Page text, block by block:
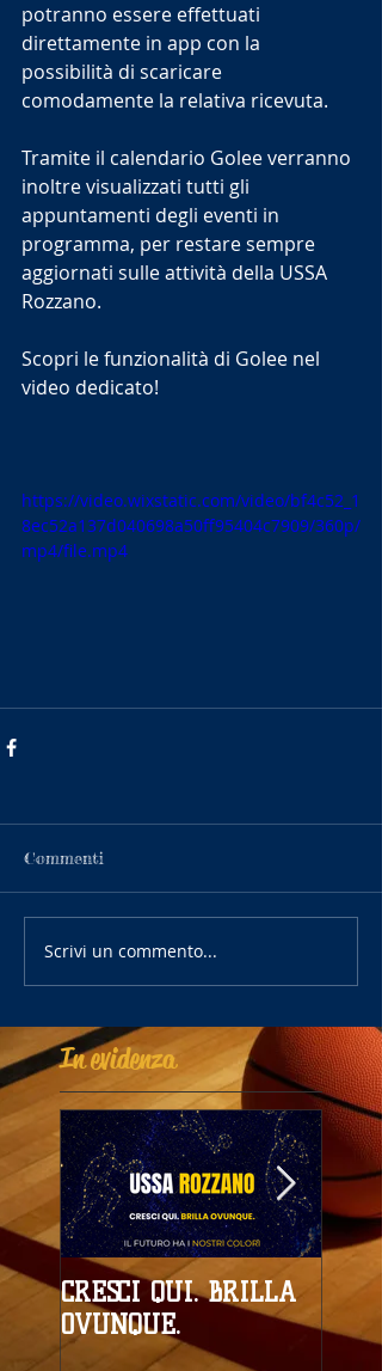
potranno essere effettuati
direttamente in app con la
possibilità di scaricare
comodamente la relativa ricevuta.
Tramite il calendario Golee verranno
inoltre visualizzati tutti gli
appuntamenti degli eventi in
programma, per restare sempre
aggiornati sulle attività della USSA
Rozzano.
Scopri le funzionalità di Golee nel
video dedicato!
https://video.wixstatic.com/video/bf4c52_1
8ec52a137d040698a50ff95404c7909/360p/
mp4/file.mp4
Commenti
Scrivi un commento...
In evidenza
CRESCI QUI. BRILLA
OVUNQUE.